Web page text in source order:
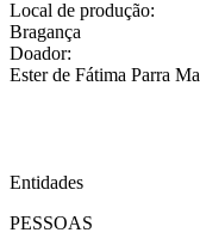
Local de produção:
Bragança
Doador:
Ester de Fátima Parra
Entidades
PESSOAS